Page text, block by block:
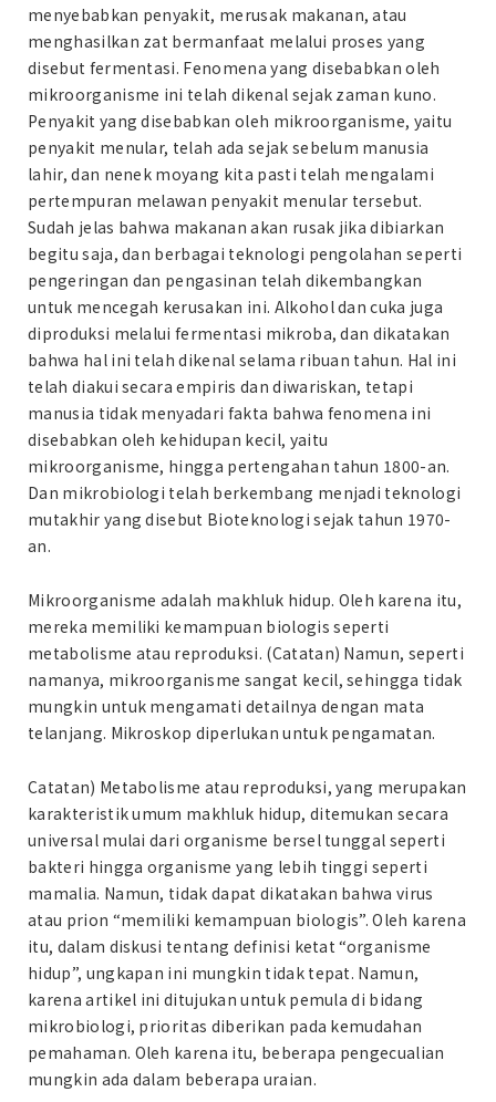
menyebabkan penyakit, merusak makanan, atau
menghasilkan zat bermanfaat melalui proses yang
disebut fermentasi. Fenomena yang disebabkan oleh
mikroorganisme ini telah dikenal sejak zaman kuno.
Penyakit yang disebabkan oleh mikroorganisme, yaitu
penyakit menular, telah ada sejak sebelum manusia
lahir, dan nenek moyang kita pasti telah mengalami
pertempuran melawan penyakit menular tersebut.
Sudah jelas bahwa makanan akan rusak jika dibiarkan
begitu saja, dan berbagai teknologi pengolahan seperti
pengeringan dan pengasinan telah dikembangkan
untuk mencegah kerusakan ini. Alkohol dan cuka juga
diproduksi melalui fermentasi mikroba, dan dikatakan
bahwa hal ini telah dikenal selama ribuan tahun. Hal ini
telah diakui secara empiris dan diwariskan, tetapi
manusia tidak menyadari fakta bahwa fenomena ini
disebabkan oleh kehidupan kecil, yaitu
mikroorganisme, hingga pertengahan tahun 1800-an.
Dan mikrobiologi telah berkembang menjadi teknologi
mutakhir yang disebut Bioteknologi sejak tahun 1970-
an.
Mikroorganisme adalah makhluk hidup. Oleh karena itu,
mereka memiliki kemampuan biologis seperti
metabolisme atau reproduksi. (Catatan) Namun, seperti
namanya, mikroorganisme sangat kecil, sehingga tidak
mungkin untuk mengamati detailnya dengan mata
telanjang. Mikroskop diperlukan untuk pengamatan.
Catatan) Metabolisme atau reproduksi, yang merupakan
karakteristik umum makhluk hidup, ditemukan secara
universal mulai dari organisme bersel tunggal seperti
bakteri hingga organisme yang lebih tinggi seperti
mamalia. Namun, tidak dapat dikatakan bahwa virus
atau prion “memiliki kemampuan biologis”. Oleh karena
itu, dalam diskusi tentang definisi ketat “organisme
hidup”, ungkapan ini mungkin tidak tepat. Namun,
karena artikel ini ditujukan untuk pemula di bidang
mikrobiologi, prioritas diberikan pada kemudahan
pemahaman. Oleh karena itu, beberapa pengecualian
mungkin ada dalam beberapa uraian.